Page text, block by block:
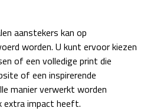
aanstekers kan op
worden. U kunt ervoor kiezen
of een volledige print die
of een inspirerende
manier verwerkt worden
extra impact heeft.